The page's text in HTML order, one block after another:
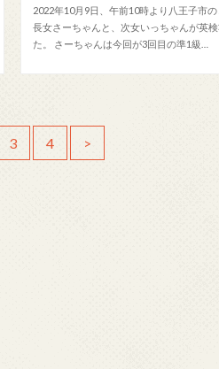
2022年10月9日、午前10時より八王子市
長女さーちゃんと、次女いっちゃんが英
た。 さーちゃんは今回が3回目の準1級…
3 4 >